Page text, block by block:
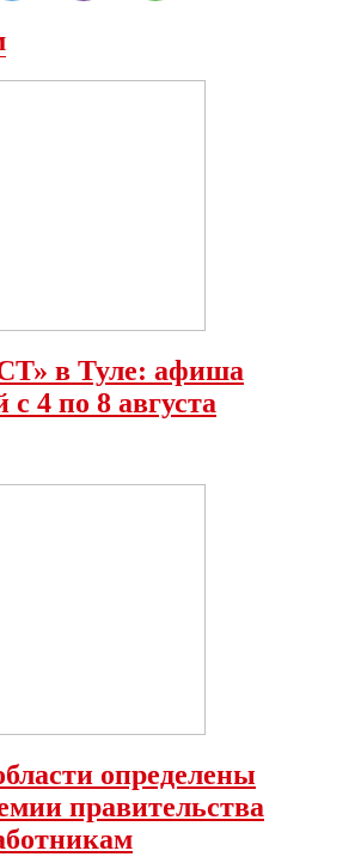
в Туле: афиша
4 по 8 августа
определены
правительства